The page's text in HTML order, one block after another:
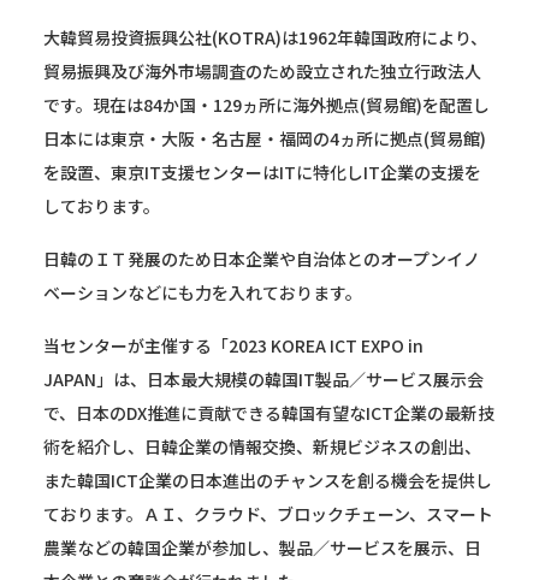
大韓貿易投資振興公社(KOTRA)は1962年韓国政府により、
貿易振興及び海外市場調査のため設立された独立行政法人
です。現在は84か国・129ヵ所に海外拠点(貿易館)を配置し
日本には東京・大阪・名古屋・福岡の4ヵ所に拠点(貿易館)
を設置、東京IT支援センターはITに特化しIT企業の支援を
しております。
日韓のＩＴ発展のため日本企業や自治体とのオープンイノ
ベーションなどにも力を入れております。
当センターが主催する「2023 KOREA ICT EXPO in
JAPAN」は、日本最大規模の韓国IT製品／サービス展示会
で、日本のDX推進に貢献できる韓国有望なICT企業の最新技
術を紹介し、日韓企業の情報交換、新規ビジネスの創出、
また韓国ICT企業の日本進出のチャンスを創る機会を提供し
ております。ＡＩ、クラウド、ブロックチェーン、スマート
農業などの韓国企業が参加し、製品／サービスを展示、日